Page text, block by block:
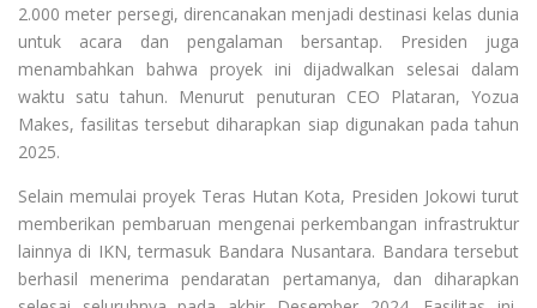
2.000 meter persegi, direncanakan menjadi destinasi kelas dunia
untuk acara dan pengalaman bersantap. Presiden juga
menambahkan bahwa proyek ini dijadwalkan selesai dalam
waktu satu tahun. Menurut penuturan CEO Plataran, Yozua
Makes, fasilitas tersebut diharapkan siap digunakan pada tahun
2025.
Selain memulai proyek Teras Hutan Kota, Presiden Jokowi turut
memberikan pembaruan mengenai perkembangan infrastruktur
lainnya di IKN, termasuk Bandara Nusantara. Bandara tersebut
berhasil menerima pendaratan pertamanya, dan diharapkan